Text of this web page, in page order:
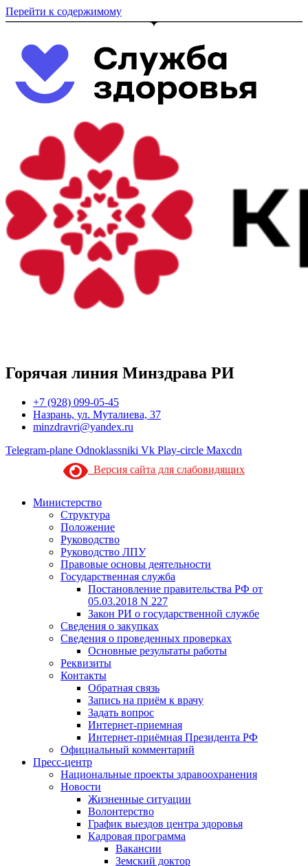
Перейти к содержимому
Горячая линия Минздрава РИ
+7 (928) 099-05-45
Назрань, ул. Муталиева, 37
minzdravri@yandex.ru
Telegram-plane Odnoklassniki Vk Play-circle Maxcdn
Версия сайта для слабовидящих
Министерство
Структура
Положение
Руководство
Руководство ЛПУ
Правовые основы деятельности
Государственная служба
Постановление правительства РФ от
05.03.2018 N 227
Закон РИ о государственной службе
Сведения о закупках
Сведения о проведенных проверках
Основные результаты работы
Реквизиты
Контакты
Обратная связь
Запись на приём к врачу
Задать вопрос
Интернет-приемная
Интернет-приёмная Президента РФ
Официальный комментарий
Пресс-центр
Национальные проекты здравоохранения
Новости
Жизненные ситуации
Волонтерство
График выездов центра здоровья
Кадровая программа
Вакансии
Земский доктор